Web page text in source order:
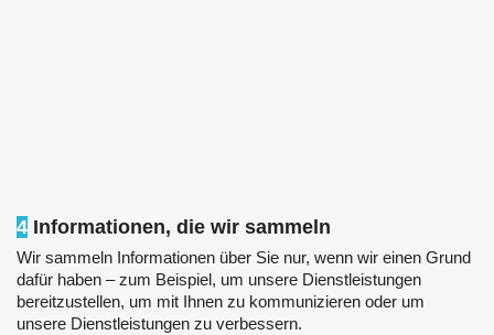
4 Informationen, die wir sammeln
Wir sammeln Informationen über Sie nur, wenn wir einen Grund
dafür haben – zum Beispiel, um unsere Dienstleistungen
bereitzustellen, um mit Ihnen zu kommunizieren oder um
unsere Dienstleistungen zu verbessern.